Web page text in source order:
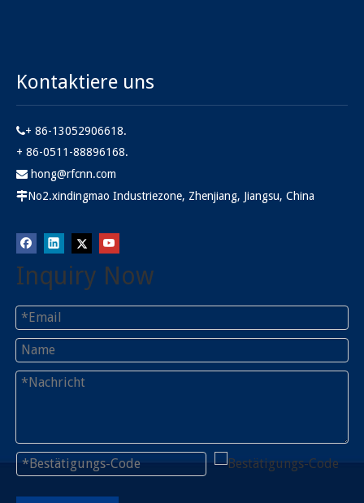
Kontaktiere uns
+ 86-13052906618.
+ 86-0511-88896168.
 hong@rfcnn.com
No2.xindingmao Industriezone, Zhenjiang, Jiangsu, China
Inquiry Now